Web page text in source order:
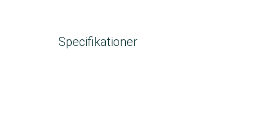
Specifikationer